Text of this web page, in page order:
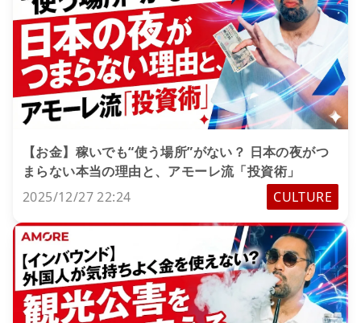
【お金】稼いでも“使う場所”がない？ 日本の夜がつ
まらない本当の理由と、アモーレ流「投資術」
2025/12/27 22:24
CULTURE